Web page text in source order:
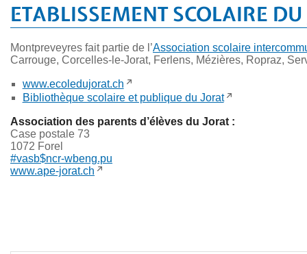
ETABLISSEMENT SCOLAIRE
Montpreveyres fait partie de l’Association scolaire
Carrouge, Corcelles-le-Jorat, Ferlens, Mézières, Ropraz,
www.ecoledujorat.ch
Bibliothèque scolaire et publique du Jorat
Association des parents d’élèves du Jorat :
Case postale 73
1072 Forel
#vasb$ncr-wbeng.pu
www.ape-jorat.ch